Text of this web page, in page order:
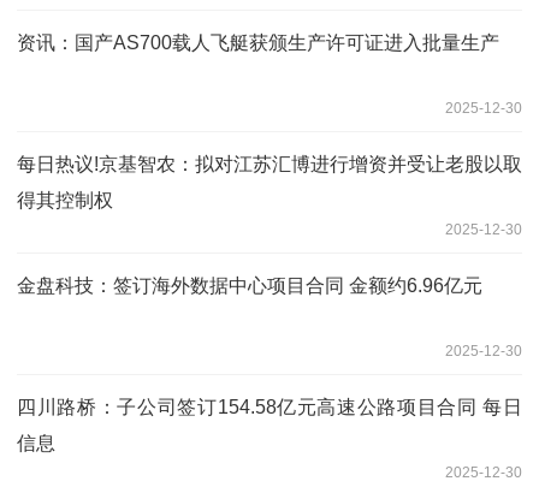
资讯：国产AS700载人飞艇获颁生产许可证进入批量生产
2025-12-30
每日热议!京基智农：拟对江苏汇博进行增资并受让老股以取
得其控制权
2025-12-30
金盘科技：签订海外数据中心项目合同 金额约6.96亿元
2025-12-30
四川路桥：子公司签订154.58亿元高速公路项目合同 每日
信息
2025-12-30